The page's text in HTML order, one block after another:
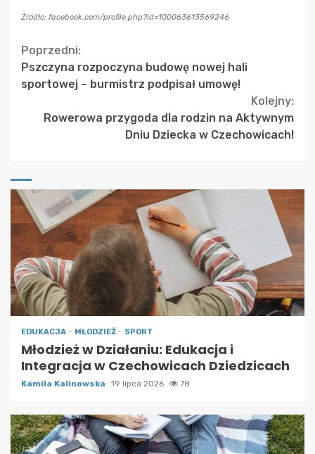
Źródło: facebook.com/profile.php?id=100063613569246
Continue
Reading
Poprzedni:
Pszczyna rozpoczyna budowę nowej hali
sportowej – burmistrz podpisał umowę!
Kolejny:
Rowerowa przygoda dla rodzin na Aktywnym
Dniu Dziecka w Czechowicach!
EDUKACJA MŁODZIEŻ SPORT
Młodzież w Działaniu: Edukacja i
Integracja w Czechowicach Dziedzicach
Kamila Kalinowska 19 lipca 2026 78